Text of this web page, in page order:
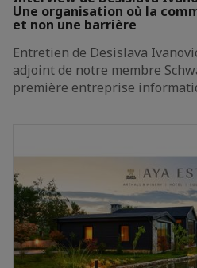
Une organisation où la
et non une barrière
Entretien de Desislava
adjoint de notre membre
première entreprise